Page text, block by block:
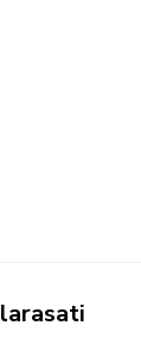
larasati